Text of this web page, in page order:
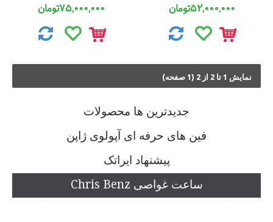
75,000,000تومان 52,000,000تومان
نمايش 1 تا 2 از 2 (1 صفحه)
جديدترين ها محصولات
فین های حرفه ای آپولوی ژاپن
پیشنهاد ایراتک
ساعت غواصی Chris Benz